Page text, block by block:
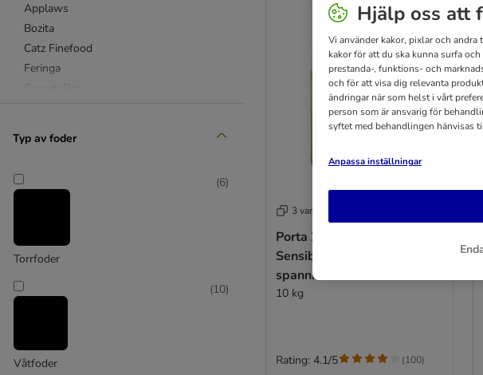
Applaws
Bozita
Catz Finefood
Feringa
Orijen
Purizon
Taste of the Wild
Yarrah Organic
Typ av foder
Torrfoder
(6)
Våtfoder
(10)
3 varianter
Porta 21 Feline Finest
Sensible Grain Free -
spannmålsfritt
10 kg
Rating: 4.1/5 (100)
Hjälp oss att
Vi använder kakor, pixlar och
kakor för att du ska kunna surfa
prestanda-, funktions- och
och för att visa dig relevanta
ändringar när som helst i vårt
person som är ansvarig för
syftet med behandlingen hänvisas
Anpassa inställningar